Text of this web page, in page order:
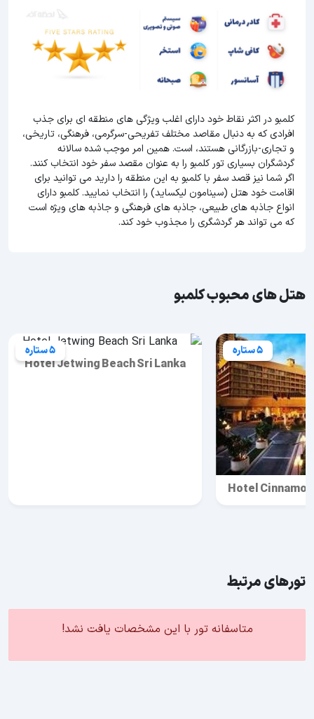
کلمبو در اکثر نقاط خود دارای اغلب ویژگی های منطقه ای برای جذب
افرادی که به دنبال مقاصد مختلف تفریحی-سرگرمی، فرهنگی، تاریخی،
و تجاری-بازرگانی هستند، است. همین امر موجب شده سالانه
گردشگران بسیاری تور کلمبو را به عنوان مقصد سفر خود انتخاب کنند.
اگر شما نیز قصد سفر با کلمبو به این منطقه را دارید می توانید برای
اقامت خود هتل (سینامون لیکساید) را انتخاب نمایید. کلمبو دارای
انواع جاذبه های طبیعی، جاذبه های فرهنگی و جاذبه های ویژه است
که می تواند هر گردشگری را مجذوب خود کند.
هتل های محبوب کلمبو
5 ستاره
Hotel
5 ستاره
Hotel Jetwing Beach Sri Lanka
تورهای مرتبط
متاسفانه تور با این مشخصات یافت نشد!